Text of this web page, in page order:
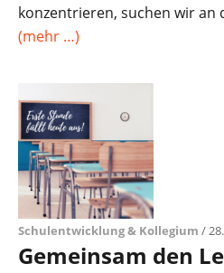
konzentrieren, suchen wir an
(mehr …)
Schulentwicklung & Kollegium /
Gemeinsam den